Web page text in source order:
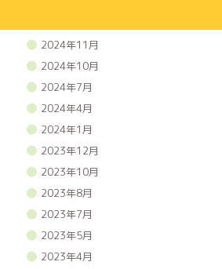
2024年11月
2024年10月
2024年7月
2024年4月
2024年1月
2023年12月
2023年10月
2023年8月
2023年7月
2023年5月
2023年4月